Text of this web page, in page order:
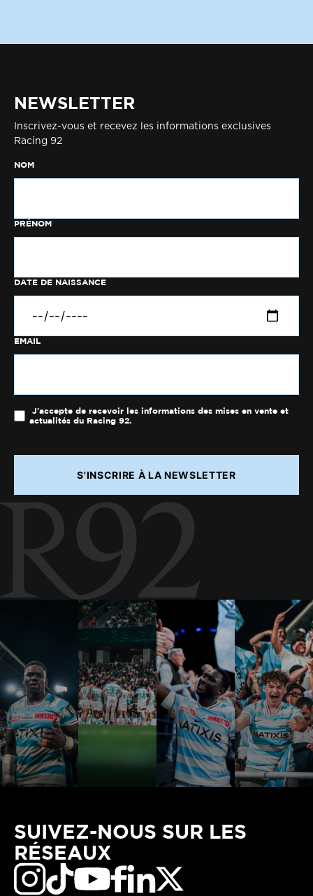
NEWSLETTER
Inscrivez-vous et recevez les informations exclusives
Racing 92
NOM
PRÉNOM
DATE DE NAISSANCE
EMAIL
J'accepte de recevoir les informations des mises en vente et
actualités du Racing 92.
S'INSCRIRE À LA NEWSLETTER
SUIVEZ-NOUS SUR LES
RÉSEAUX